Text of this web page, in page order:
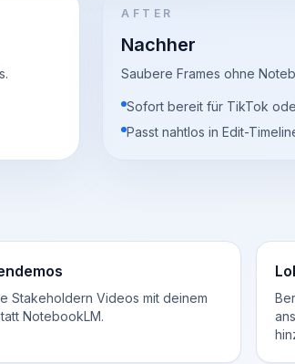
AFTER
Nachher
Saubere Frames ohne
Sofort bereit für TikTok
Passt nahtlos in Edit-
Stakeholdern Videos mit deinem
NotebookLM.